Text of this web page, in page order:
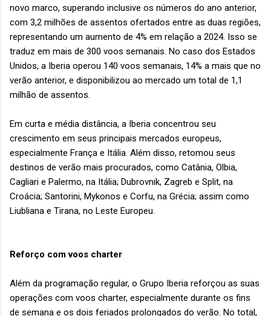
novo marco, superando inclusive os números do ano anterior,
com 3,2 milhões de assentos ofertados entre as duas regiões,
representando um aumento de 4% em relação a 2024. Isso se
traduz em mais de 300 voos semanais. No caso dos Estados
Unidos, a Iberia operou 140 voos semanais, 14% a mais que no
verão anterior, e disponibilizou ao mercado um total de 1,1
milhão de assentos.
Em curta e média distância, a Iberia concentrou seu
crescimento em seus principais mercados europeus,
especialmente França e Itália. Além disso, retomou seus
destinos de verão mais procurados, como Catânia, Olbia,
Cagliari e Palermo, na Itália; Dubrovnik, Zagreb e Split, na
Croácia; Santorini, Mykonos e Corfu, na Grécia; assim como
Liubliana e Tirana, no Leste Europeu.
Reforço com voos charter
Além da programação regular, o Grupo Iberia reforçou as suas
operações com voos charter, especialmente durante os fins
de semana e os dois feriados prolongados do verão. No total,